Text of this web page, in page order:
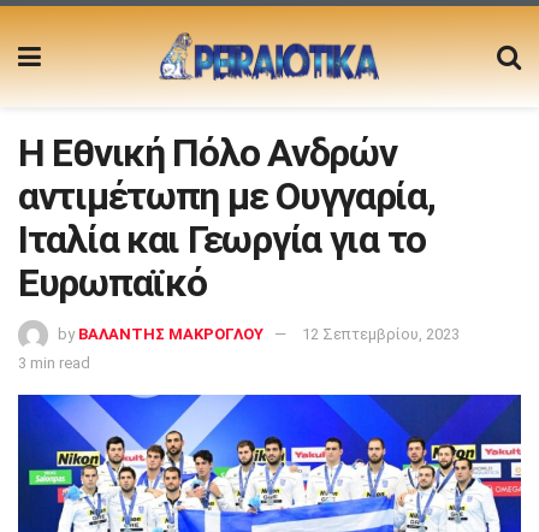
Η Εθνική Πόλο Ανδρών
αντιμέτωπη με Ουγγαρία,
Ιταλία και Γεωργία για το
Ευρωπαϊκό
by ΒΑΛΑΝΤΗΣ ΜΑΚΡΟΓΛΟΥ
12 Σεπτεμβρίου, 2023
3 min read